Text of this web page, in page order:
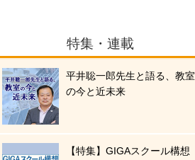
特集・連載
平井聡一郎先生と語る、教室
の今と近未来
【特集】GIGAスクール構想